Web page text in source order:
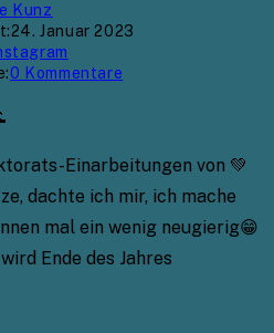
Kunz
24. Januar 2023
0 Kommentare
Einarbeitungen von 💚
dachte ich mir, ich mache
mal ein wenig neugierig😁
Ende des Jahres